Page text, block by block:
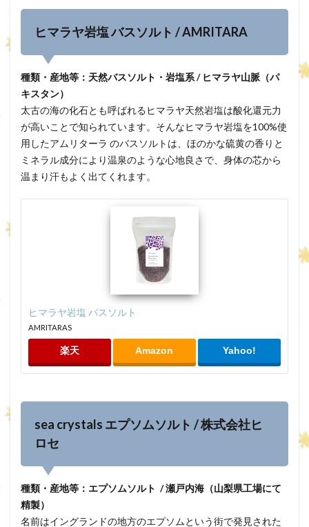
ヒマラヤ岩塩 バスソルト / AMRITARA
種類・産地等：天然バスソルト・岩塩系 / ヒマラヤ山脈（パ
キスタン）
太古の海の化石とも呼ばれるヒマラヤ天然岩塩は酸化還元力
が高いことで知られています。そんなヒマラヤ岩塩を100%使
用したアムリターラ のバスソルトは、ほのかな硫黄の香りと
ミネラル成分により温泉のような心地良さで、身体の芯から
温まり汗もよく出てくれます。
ヒマラヤ岩塩 バスソルト
AMRITARAS
楽天 Amazon Yahoo!
sea crystals エプソムソルト / 株式会社ヒ
ロセ
種類・産地等：エプソムソルト / 瀬戸内海（山梨県工場にて
精製）
名前はイングランドの地方のエプソムという街で発見された